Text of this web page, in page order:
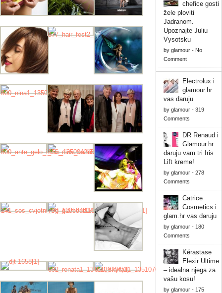
chefice gosti
žele ploviti
Jadranom.
Upoznajte Juliu
Vysotsku
by glamour- No
Comment
Electrolux i
glamour.hr
vas daruju
by glamour- 319
Comments
DR Renaud i
Glamour.hr
daruju vam tri Iris
Lift kreme!
by glamour- 278
Comments
Catrice
Cosmetics i
glam.hr vas daruju
by glamour- 180
Comments
Kérastase
Elexir Ultime
– idealna njega za
vašu kosu!
by glamour- 175